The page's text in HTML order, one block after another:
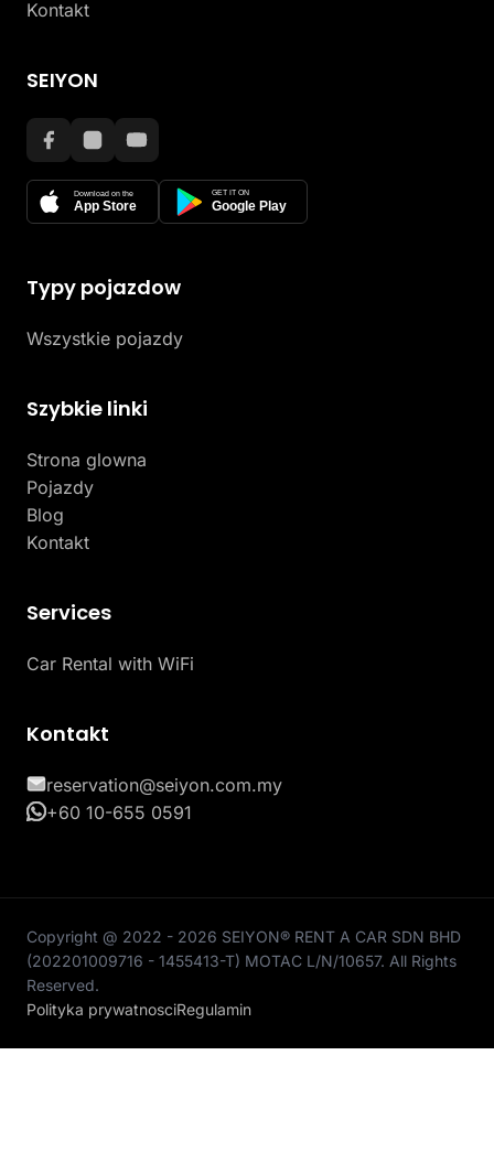
SEIYON
Download on the
App Store
GET IT ON
Google Play
Typy pojazdow
Wszystkie pojazdy
Services
Car Rental with WiFi
Szybkie linki
Strona glowna
Pojazdy
Blog
Kontakt
Kontakt
Kontakt
reservation@seiyon.com.my
+60 10-655 0591
Copyright @ 2022 - 2026 SEIYON® RENT A CAR SDN BHD
(202201009716 - 1455413-T) MOTAC L/N/10657. All Rights
Reserved.
Polityka prywatnosciRegulamin